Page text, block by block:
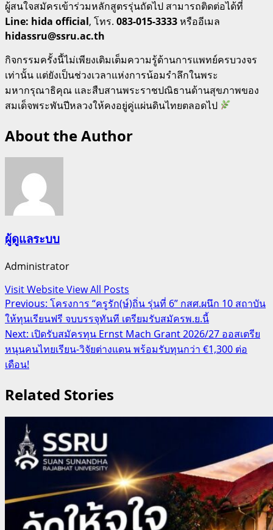
ผู้สนใจสมัครเข้าร่วมหลักสูตรรุ่นถัดไป สามารถติดต่อได้ที่
Line: hida official, โทร. 083-015-3333หรืออีเมล
hidassru@ssru.ac.th
กิจกรรมครั้งนี้ไม่เพียงเติมเต็มความรู้ด้านการแพทย์ครบวงจร
เท่านั้น แต่ยังเป็นช่วงเวลาแห่งการน้อมรำลึกในพระ
มหากรุณาธิคุณ และสืบสานพระราชปณิธานด้านสุขภาพของ
สมเด็จพระพันปีหลวงให้คงอยู่คู่แผ่นดินไทยตลอดไป
About the Author
ผู้ดูแลระบบ
Administrator
Visit WebsiteView All Posts
Post
navigation
Previous: โครงการ “ครูรัก(ษ์)ถิ่น รุ่นที่ 6” กสศ.ผนึก 10 สถาบัน
ให้ทุนเรียนฟรี จบบรรจุทันที เตรียมรับสมัครพ.ย.นี้
Next: เปิดรับสมัครทุน Ernst Mach Grant 2026/27 ออสเตรีย
หนุนคนไทยเรียน-วิจัยต่างแดน พร้อมรับทุนกว่า €1,300 ต่อ
เดือน!
Related Stories